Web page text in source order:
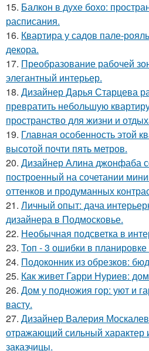
15. Балкон в духе бохо:
расписания.
16. Квартира у садов пале-
декора.
17. Преобразование рабочей
элегантный интерьер.
18. Дизайнер Дарья Старцева
превратить небольшую
пространство для жизни и
19. Главная особенность этой
высотой почти пять метров.
20. Дизайнер Алина джонфаба
построенный на сочетании
оттенков и продуманных
21. Личный опыт: дача
дизайнера в Подмосковье.
22. Необычная подсветка в
23. Топ - 3 ошибки в планировке
24. Подоконник из обрезков:
25. Как живет Гарри Нуриев:
26. Дом у подножия гор: уют и
васту.
27. Дизайнер Валерия
отражающий сильный характер
заказчицы.